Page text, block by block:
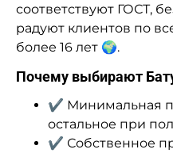
соответствуют ГОСТ,
радуют клиентов по
более 16 лет 🌍.
Почему выбирают
✔️ Минимальная
остальное при
✔️ Собственное